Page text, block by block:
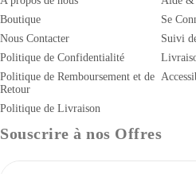
Boutique
Nous Contacter
Politique de Confidentialité
Politique de Remboursement et de
Retour
Politique de Livraison
Se
Suivi
Souscrire à nos Offres